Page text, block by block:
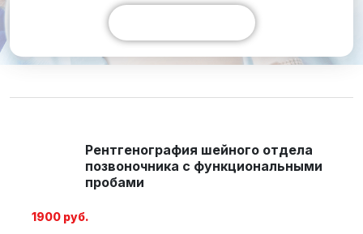
Рентгенография шейного отдела
позвоночника с функциональными
пробами
1900 руб.